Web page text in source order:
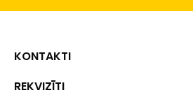
KONTAKTI
Biznesa centrs "VERDE" Roberta
REKVIZĪTI